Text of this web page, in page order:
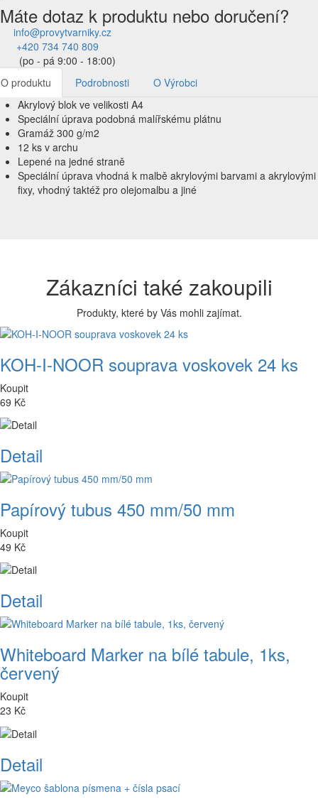
Máte dotaz k produktu nebo doručení?
info@provytvarniky.cz
+420 734 740 809
(po - pá 9:00 - 18:00)
O produktu
Podrobnosti
O Výrobci
Akrylový blok ve velikosti A4
Speciální úprava podobná malířskému plátnu
Gramáž 300 g/m2
12 ks v archu
Lepené na jedné straně
Speciální úprava vhodná k malbě akrylovými barvami a akrylovými
fixy, vhodný taktéž pro olejomalbu a jiné
Zákazníci také zakoupili
Produkty, které by Vás mohli zajímat.
KOH-I-NOOR souprava voskovek 24 ks
Koupit
69 Kč
Detail
Papírový tubus 450 mm/50 mm
Koupit
49 Kč
Detail
Whiteboard Marker na bílé tabule, 1ks,
červený
Koupit
23 Kč
Detail